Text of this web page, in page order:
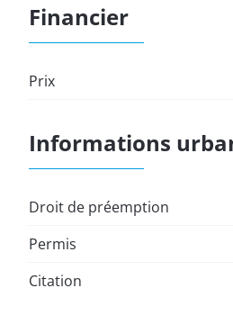
Financier
Prix
Informations
Droit de préemption
Permis
Citation